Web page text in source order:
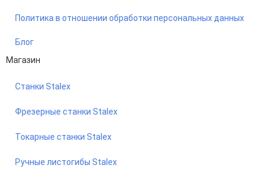
Политика в отношении обработки персональных данных
Блог
Магазин
Станки Stalex
Фрезерные станки Stalex
Токарные станки Stalex
Ручные листогибы Stalex